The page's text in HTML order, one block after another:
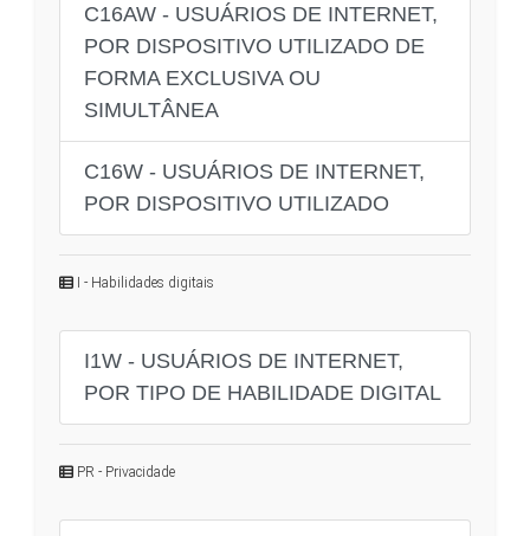
C16AW - USUÁRIOS DE INTERNET,
POR DISPOSITIVO UTILIZADO DE
FORMA EXCLUSIVA OU
SIMULTÂNEA
C16W - USUÁRIOS DE INTERNET,
POR DISPOSITIVO UTILIZADO
I - Habilidades digitais
I1W - USUÁRIOS DE INTERNET,
POR TIPO DE HABILIDADE DIGITAL
PR - Privacidade